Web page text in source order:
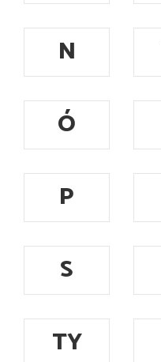
N
Ó
P
S
TY